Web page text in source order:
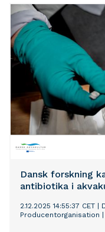
Dansk forskning
antibiotika i
2.12.2025 14:55:37 CET
Producentorganisation